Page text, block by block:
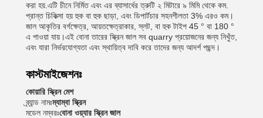
করা হয়.এটি চীনে নির্মিত এবং এর ব্যাসার্ধের ত্রুটি ২ মিটারে ৯ মিমি থেকে কম.
প্রান্ত চিকিত্সা হয় হুক বা হুক ছাড়া, এবং ডিপার্টচার সহনশীলতা 3% এরও কম।
জাল আকৃতির বর্গক্ষেত্র, আয়তক্ষেত্রাকার, স্লট, বা হুক টাইপ 45 ° বা 180 °
এ পাওয়া যায়।এই বোনা তারের স্ক্রিন জাল সব quarry প্রয়োজনের জন্য নিখুঁত,
এবং যারা নির্ভরযোগ্যতা এবং স্থায়িত্ব দাবি করে তাদের জন্য আদর্শ পছন্দ।
কাস্টমাইজেশনঃ
কোয়ারি স্ক্রিন মেশ
ব্র্যান্ড নামঃম্যাম্বা স্ক্রিন
মডেল নম্বরঃবোনা ওয়্যার স্ক্রিন জাল